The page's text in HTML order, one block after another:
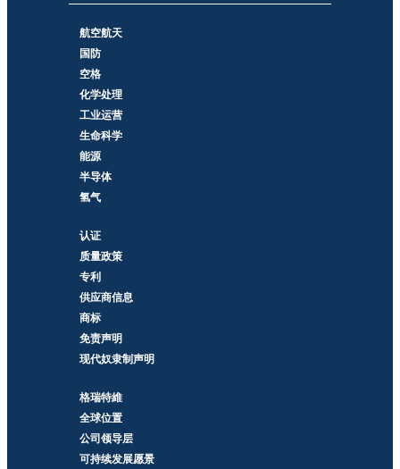
航空航天
国防
空格
化学处理
工业运营
生命科学
能源
半导体
氢气
认证
质量政策
专利
供应商信息
商标
免责声明
现代奴隶制声明
格瑞特維
全球位置
公司领导层
可持续发展愿景